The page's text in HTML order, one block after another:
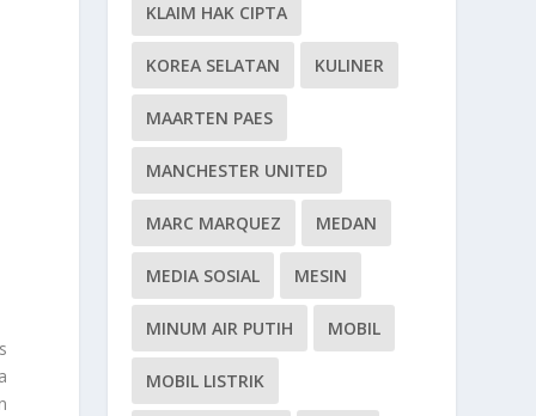
KLAIM HAK CIPTA
KOREA SELATAN KULINER
MAARTEN PAES
MANCHESTER UNITED
MARC MARQUEZ MEDAN
MEDIA SOSIAL MESIN
MINUM AIR PUTIH MOBIL
MOBIL LISTRIK